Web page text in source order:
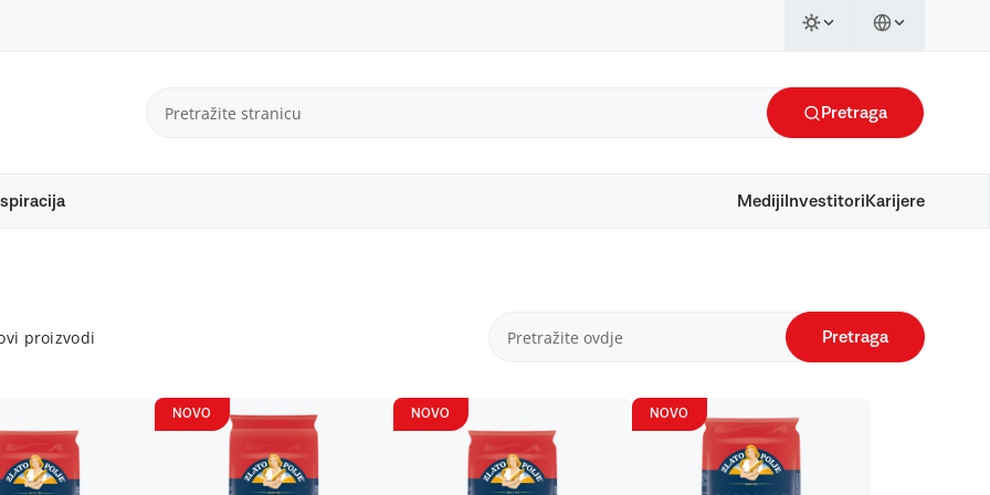
Pretraga
Mediji Investitori Karijere
proizvodi Pretraga
NOVO NOVO NOVO